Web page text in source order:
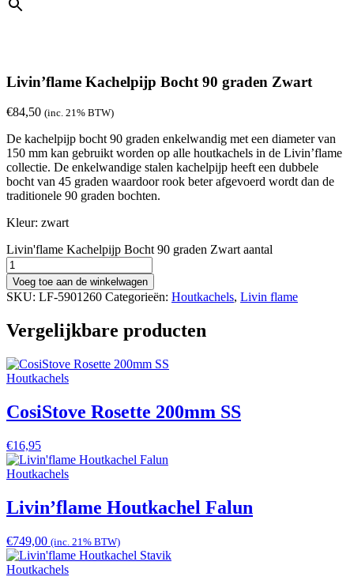
Livin’flame Kachelpijp Bocht 90 graden Zwart
€84,50 (inc. 21% BTW)
De kachelpijp bocht 90 graden enkelwandig met een diameter van
150 mm kan gebruikt worden op alle houtkachels in de Livin’flame
collectie. De enkelwandige stalen kachelpijp heeft een dubbele
bocht van 45 graden waardoor rook beter afgevoerd wordt dan de
traditionele 90 graden bochten.
Kleur: zwart
Livin'flame Kachelpijp Bocht 90 graden Zwart aantal
Voeg toe aan de winkelwagen
SKU: LF-5901260 Categorieën: Houtkachels, Livin flame
Vergelijkbare producten
Houtkachels
CosiStove Rosette 200mm SS
€16,95
Houtkachels
Livin’flame Houtkachel Falun
€749,00 (inc. 21% BTW)
Houtkachels